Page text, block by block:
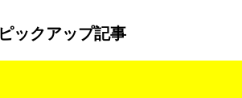
ピックアップ記事